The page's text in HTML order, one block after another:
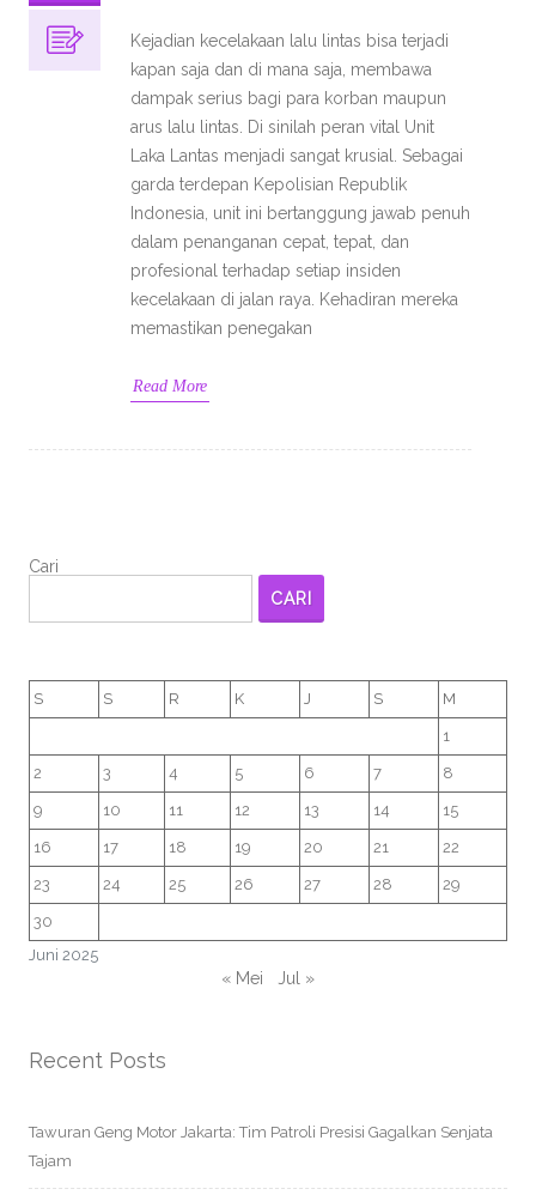
Kejadian kecelakaan lalu lintas bisa terjadi
kapan saja dan di mana saja, membawa
dampak serius bagi para korban maupun
arus lalu lintas. Di sinilah peran vital Unit
Laka Lantas menjadi sangat krusial. Sebagai
garda terdepan Kepolisian Republik
Indonesia, unit ini bertanggung jawab penuh
dalam penanganan cepat, tepat, dan
profesional terhadap setiap insiden
kecelakaan di jalan raya. Kehadiran mereka
memastikan penegakan
Read More
Cari
CARI
Juni 2025
S S R K J S M
1
2 3 4 5 6 7 8
9 10 11 12 13 14 15
16 17 18 19 20 21 22
23 24 25 26 27 28 29
30
« Mei Jul »
Recent Posts
Tawuran Geng Motor Jakarta: Tim Patroli Presisi Gagalkan Senjata
Tajam